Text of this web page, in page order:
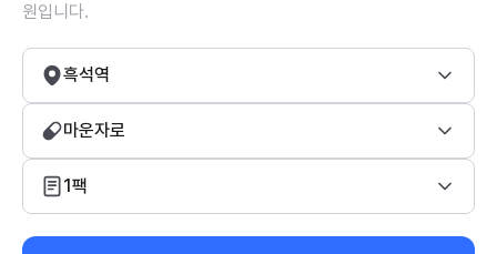
원입니다.
흑석역
마운자로
1팩